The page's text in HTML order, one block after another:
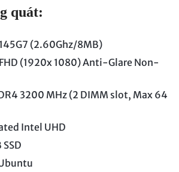
quát:
(2.60Ghz/8MB)
(1920x 1080) Anti-Glare Non-
3200 MHz (2 DIMM slot, Max 64
Intel UHD